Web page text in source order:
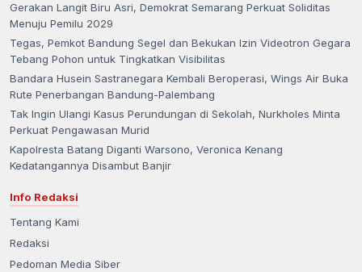
Gerakan Langit Biru Asri, Demokrat Semarang Perkuat Soliditas
Menuju Pemilu 2029
Tegas, Pemkot Bandung Segel dan Bekukan Izin Videotron Gegara
Tebang Pohon untuk Tingkatkan Visibilitas
Bandara Husein Sastranegara Kembali Beroperasi, Wings Air Buka
Rute Penerbangan Bandung-Palembang
Tak Ingin Ulangi Kasus Perundungan di Sekolah, Nurkholes Minta
Perkuat Pengawasan Murid
Kapolresta Batang Diganti Warsono, Veronica Kenang
Kedatangannya Disambut Banjir
Info Redaksi
Tentang Kami
Redaksi
Pedoman Media Siber